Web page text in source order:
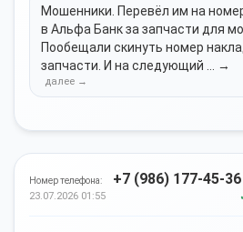
Мошенники. Перевёл им на
в Альфа Банк за запчасти для
Пообещали скинуть номер
запчасти. И на следующий ... →
Номер телефона: +7 (986) 177-45-36
23.07.2026 01:55